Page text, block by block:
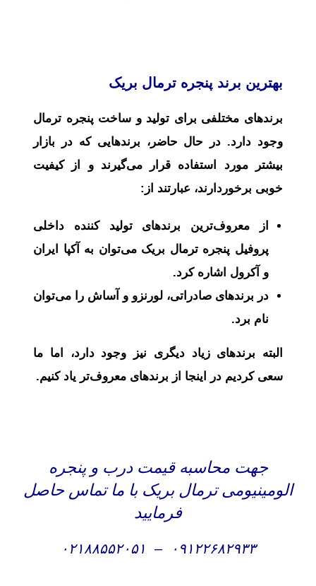
بهترین برند پنجره ترمال بریک
برندهای مختلفی برای تولید و ساخت پنجره ترمال
وجود دارد. در حال حاضر، برندهایی که در بازار
بیشتر مورد استفاده قرار می‌گیرند و از کیفیت
خوبی برخوردارند، عبارتند از:
از معروف‌ترین برندهای تولید کننده داخلی
پروفیل پنجره ترمال بریک می‌توان به آکپا ایران
و آکرول اشاره کرد.
در برندهای صادراتی، لورنزو و آساش را می‌توان
نام برد.
البته برندهای زیاد دیگری نیز وجود دارد، اما ما
سعی کردیم در اینجا از برندهای معروف‌تر یاد کنیم.
جهت محاسبه قیمت درب و پنجره
الومینیومی ترمال بریک با ما تماس حاصل
فرمایید
۰۹۱۲۲۶۸۲۹۳۳ – ۰۲۱۸۸۵۵۲۰۵۱